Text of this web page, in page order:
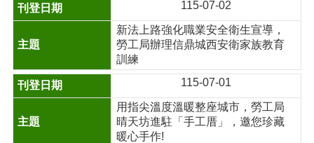
115-07-02
新法上路強化職業安全衛生宣導，
勞工局辦理信鼎城西安衛家族教育
訓練
115-07-01
用指尖溫度溫暖整座城市，勞工局
晴天坊進駐「手工厝」，邀您珍藏
暖心手作!